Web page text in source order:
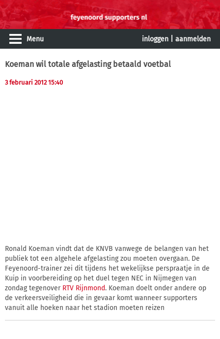
Menu inloggen aanmelden
Koeman wil totale afgelasting betaald voetbal
3 februari 2012 15:40
Ronald Koeman vindt dat de KNVB vanwege de belangen van het
publiek tot een algehele afgelasting zou moeten overgaan. De
Feyenoord-trainer zei dit tijdens het wekelijkse perspraatje in de
Kuip in voorbereiding op het duel tegen NEC in Nijmegen van
zondag tegenover RTV Rijnmond. Koeman doelt onder andere op
de verkeersveiligheid die in gevaar komt wanneer supporters
vanuit alle hoeken naar het stadion moeten reizen